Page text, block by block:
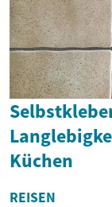
Küchen
REISEN